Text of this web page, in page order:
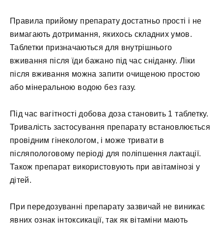
Правила прийому препарату достатньо прості і не
вимагають дотримання, якихось складних умов.
Таблетки призначаються для внутрішнього
вживання після їди бажано під час сніданку. Ліки
після вживання можна запити очищеною простою
або мінеральною водою без газу.
Під час вагітності добова доза становить 1 таблетку.
Тривалість застосування препарату встановлюється
провідним гінекологом, і може тривати в
післяпологовому періоді для поліпшення лактації.
Також препарат використовують при авітамінозі у
дітей.
При передозуванні препарату зазвичай не виникає
явних ознак інтоксикації, так як вітаміни мають